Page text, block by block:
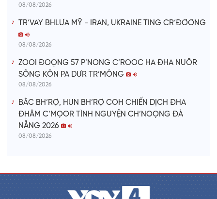
08/08/2026
TR’VAY BHLƯA MỸ - IRAN, UKRAINE TING CR’ĐƠƠNG
08/08/2026
ZOOI ĐOỌNG 57 P’NONG C’ROOC HA ĐHA NUÔR
SÔNG KÔN PA DƯR TR’MÔNG
08/08/2026
BÂC BH’RỢ, HUN BH’RỢ COH CHIẾN DỊCH ĐHA
ĐHÂM C’MỌOR TÌNH NGUYỆN CH’NOỌNG ĐÀ
NẴNG 2026
08/08/2026